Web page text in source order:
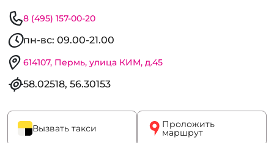
8 (495) 157-00-20
пн-вс: 09.00-21.00
614107, Пермь, улица КИМ, д.45
58.02518, 56.30153
Вызвать такси Проложить
маршрут